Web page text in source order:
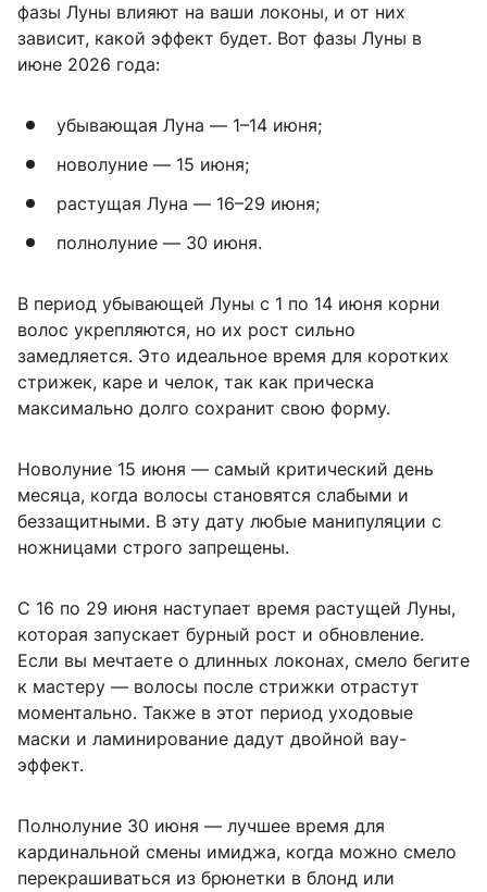
фазы Луны влияют на ваши локоны, и от них
зависит, какой эффект будет. Вот фазы Луны в
июне 2026 года:
убывающая Луна — 1–14 июня;
новолуние — 15 июня;
растущая Луна — 16–29 июня;
полнолуние — 30 июня.
В период убывающей Луны с 1 по 14 июня корни
волос укрепляются, но их рост сильно
замедляется. Это идеальное время для коротких
стрижек, каре и челок, так как прическа
максимально долго сохранит свою форму.
Новолуние 15 июня — самый критический день
месяца, когда волосы становятся слабыми и
беззащитными. В эту дату любые манипуляции с
ножницами строго запрещены.
С 16 по 29 июня наступает время растущей Луны,
которая запускает бурный рост и обновление.
Если вы мечтаете о длинных локонах, смело бегите
к мастеру — волосы после стрижки отрастут
моментально. Также в этот период уходовые
маски и ламинирование дадут двойной вау-
эффект.
Полнолуние 30 июня — лучшее время для
кардинальной смены имиджа, когда можно смело
перекрашиваться из брюнетки в блонд или